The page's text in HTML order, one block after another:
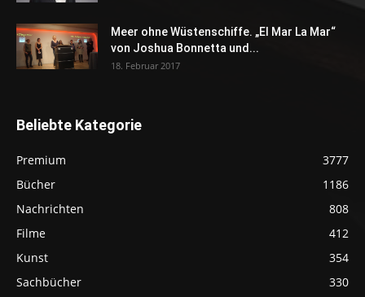
Meer ohne Wüstenschiffe. „El Mar La Mar“
von Joshua Bonnetta und...
18. Februar 2017
Beliebte Kategorie
Premium
3777
Bücher
1186
Nachrichten
808
Filme
412
Kunst
354
Sachbücher
330